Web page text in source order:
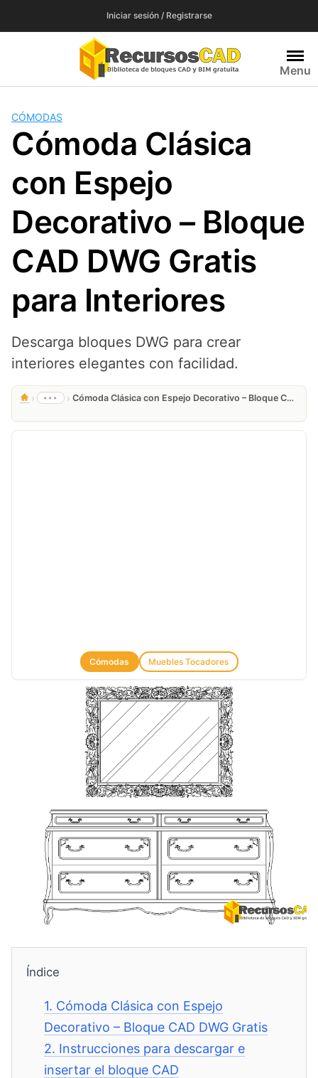
Iniciar sesión / Registrarse
Menu
CÓMODAS
Cómoda Clásica
con Espejo
Decorativo – Bloque
CAD DWG Gratis
para Interiores
Descarga bloques DWG para crear
interiores elegantes con facilidad.
› ••• › Cómoda Clásica con Espejo Decorativo – Bloque CAD DWG Gratis para Interiores
Cómodas Muebles Tocadores
Índice
1. Cómoda Clásica con Espejo
Decorativo – Bloque CAD DWG Gratis
2. Instrucciones para descargar e
insertar el bloque CAD